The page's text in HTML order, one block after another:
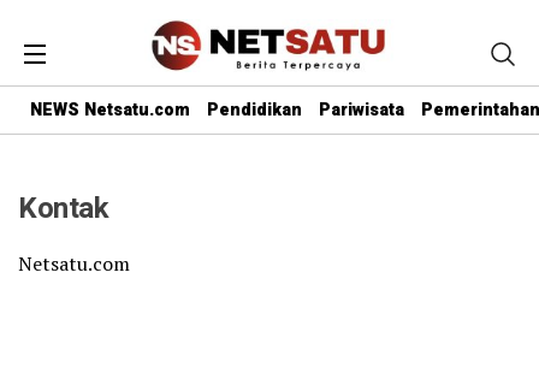
NEWS Netsatu.com Pendidikan Pariwisata Pemerintahan
Kontak
Netsatu.com